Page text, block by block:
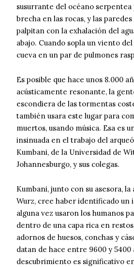
susurrante del océano
brecha en las rocas, y las
palpitan con la exhalación del
abajo. Cuando sopla un viento
cueva en un par de pulmones
Es posible que hace unos 8.000
acústicamente resonante, la
escondiera de las tormentas
también usara este lugar para
muertos, usando música. Esa es
insinuada en el trabajo del
Kumbani, de la Universidad de
Johannesburgo, y sus colegas.
Kumbani, junto con su asesora, la
Wurz, cree haber identificado un
alguna vez usaron los humanos
dentro de una capa rica en
adornos de huesos, conchas y
datan de hace entre 9600 y 5400
descubrimiento es significativo